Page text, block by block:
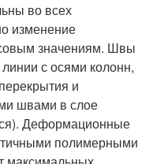
во всех
изменение
значениям. Швы
с осями колонн,
и
швами в слое
Деформационные
полимерными